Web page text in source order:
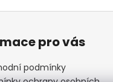
pro vás
podmínky